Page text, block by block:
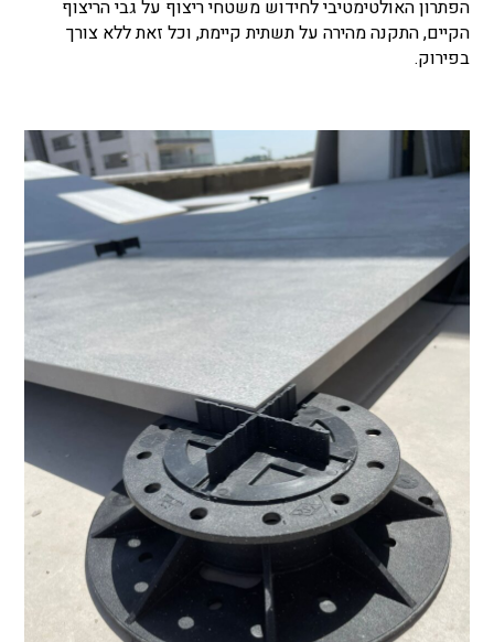
הפתרון האולטימטיבי לחידוש משטחי ריצוף על גבי הריצוף
הקיים, התקנה מהירה על תשתית קיימת, וכל זאת ללא צורך
בפירוק.